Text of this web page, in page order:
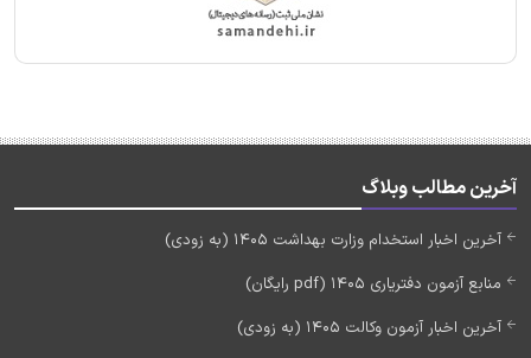
آخرین مطالب وبلاگ
آخرین اخبار استخدام وزارت بهداشت 1405 (به زودی)
منابع آزمون دفتریاری 1405 (pdf رایگان)
آخرین اخبار آزمون وکالت 1405 (به زودی)